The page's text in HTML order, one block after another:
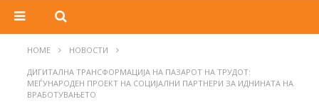
HOME НОВОСТИ
ДИГИТАЛНА ТРАНСФОРМАЦИЈА НА ПАЗАРОТ НА ТРУДОТ:
МЕЃУНАРОДЕН ПРОЕКТ НА СОЦИЈАЛНИ ПАРТНЕРИ ЗА ИДНИНАТА НА
ВРАБОТУВАЊЕТО